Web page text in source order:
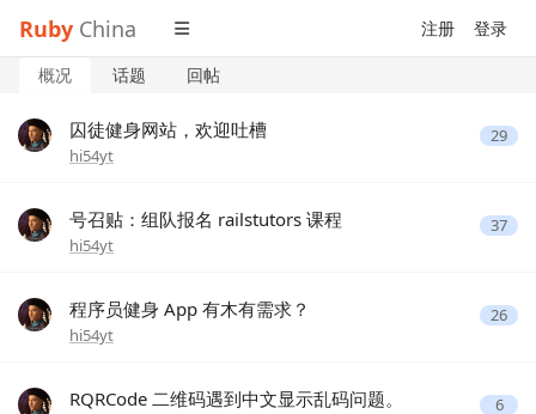
Ruby China 注册 登录
概况 话题 回帖
囚徒健身网站，欢迎吐槽
hi54yt
29
号召贴：组队报名 railstutors 课程
hi54yt
37
程序员健身 App 有木有需求？
hi54yt
26
RQRCode 二维码遇到中文显示乱码问题。 6